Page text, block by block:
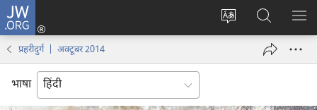
JW.ORG
वेबसाइट
लॉग-
इन
JW.ORG
पर
खोजें
मैन्यू
प्रहरीदुर्ग | अक्टूबर 2014
भाषा